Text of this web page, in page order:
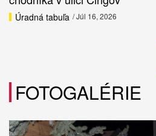
Úradná tabuľa / Júl 16, 2026
FOTOGALÉRIE